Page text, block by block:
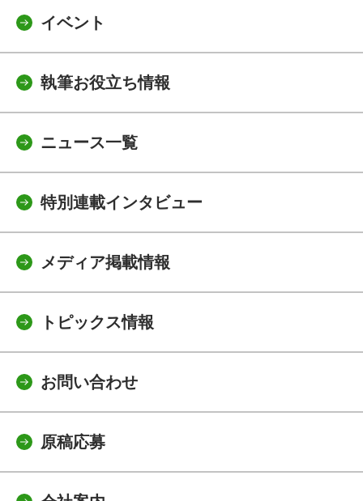
イベント
執筆お役立ち情報
ニュース一覧
特別連載インタビュー
メディア掲載情報
トピックス情報
お問い合わせ
原稿応募